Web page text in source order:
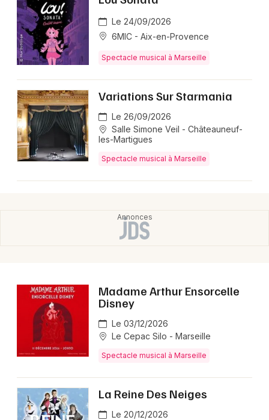
Actus dans les Bouches du Rhône
Magazine dans les Bouches du Rhône
13 - Bouches du Rhône
Je m'abonne
Le 24/09/2026
6MIC - Aix-en-Provence
Spectacle musical à Marseille
Variations Sur Starmania
Le 26/09/2026
Salle Simone Veil - Châteauneuf-
les-Martigues
Spectacle musical à Marseille
Madame Arthur Ensorcelle
Disney
Le 03/12/2026
Le Cepac Silo - Marseille
Spectacle musical à Marseille
La Reine Des Neiges
Le 20/12/2026